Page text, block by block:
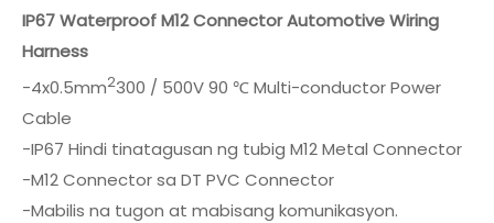
IP67 Waterproof M12 Connector Automotive Wiring
Harness
-4x0.5mm2300 / 500V 90 ℃ Multi-conductor Power
Cable
-IP67 Hindi tinatagusan ng tubig M12 Metal Connector
-M12 Connector sa DT PVC Connector
-Mabilis na tugon at mabisang komunikasyon.